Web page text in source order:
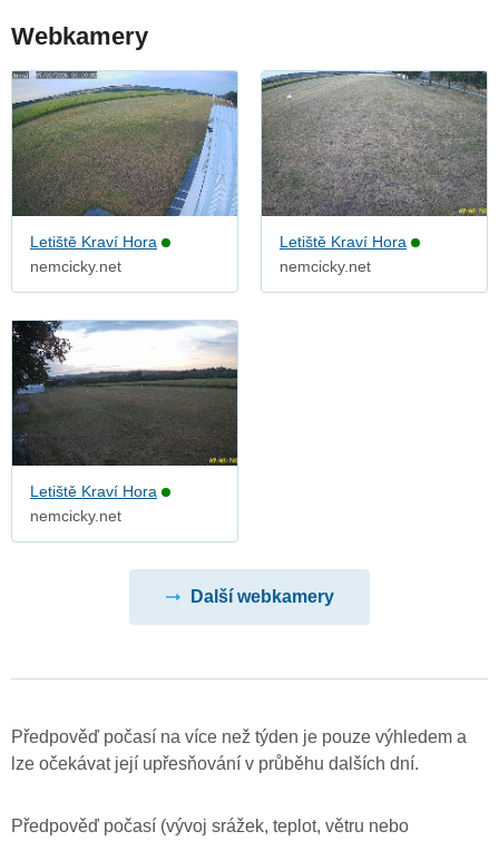
Webkamery
Letiště Kraví Hora
nemcicky.net
Letiště Kraví Hora
nemcicky.net
Letiště Kraví Hora
nemcicky.net
Další webkamery
Předpověď počasí na více než týden je pouze výhledem a
lze očekávat její upřesňování v průběhu dalších dní.
Předpověď počasí (vývoj srážek, teplot, větru nebo